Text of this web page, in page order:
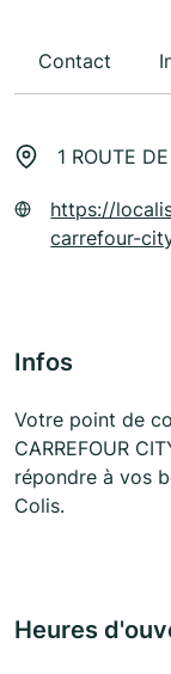
Contact
1 ROUTE
https://
carrefour-
Infos
Votre point de
CARREFOUR
répondre à vos
Colis.
Heures